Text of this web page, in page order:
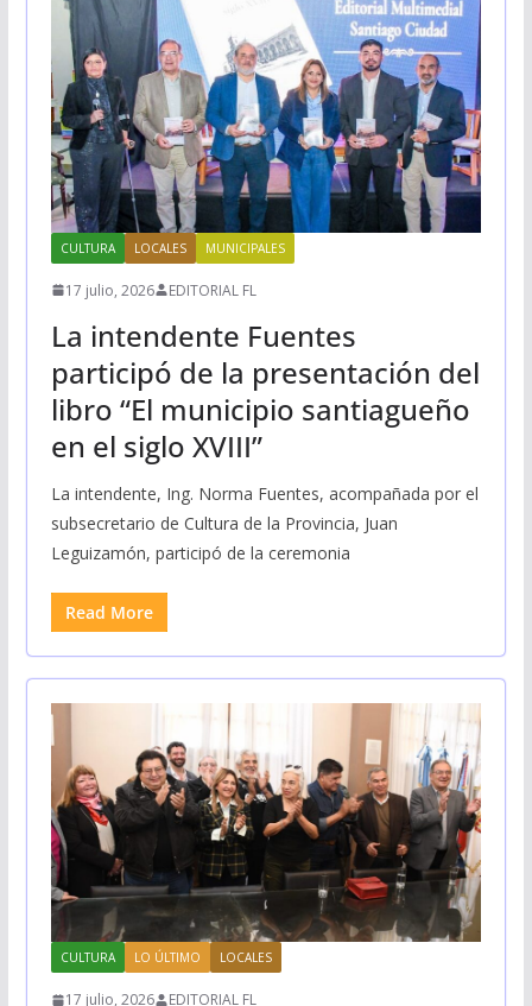
CULTURA LOCALES MUNICIPALES
17 julio, 2026 EDITORIAL FL
La intendente Fuentes
participó de la presentación del
libro “El municipio santiagueño
en el siglo XVIII”
La intendente, Ing. Norma Fuentes, acompañada por el
subsecretario de Cultura de la Provincia, Juan
Leguizamón, participó de la ceremonia
Read More
CULTURA LO ÚLTIMO LOCALES
17 julio, 2026 EDITORIAL FL